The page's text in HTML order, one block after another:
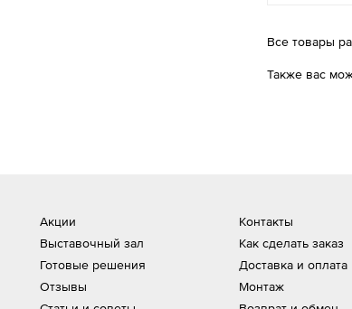
Все товары
Также вас
Акции
Выставочный зал
Готовые решения
Отзывы
Контакты
Как сделать заказ
Доставка и оплата
Монтаж